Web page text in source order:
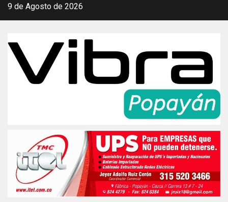
Saltar
9 de Agosto de 2026